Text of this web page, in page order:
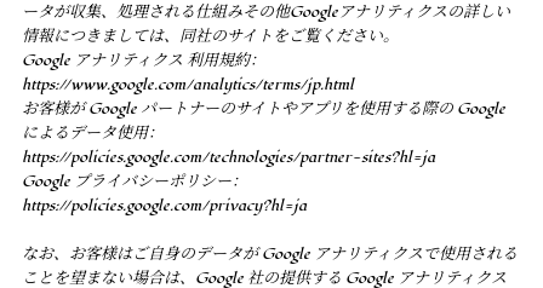
ータが収集、処理される仕組みその他Googleアナリティクスの詳しい
情報につきましては、同社のサイトをご覧ください。
Google アナリティクス 利用規約：
https://www.google.com/analytics/terms/jp.html
お客様が Google パートナーのサイトやアプリを使用する際の Google
によるデータ使用：
https://policies.google.com/technologies/partner-sites?hl=ja
Google プライバシーポリシー：
https://policies.google.com/privacy?hl=ja
なお、お客様はご自身のデータが Google アナリティクスで使用される
ことを望まない場合は、Google 社の提供する Google アナリティクス